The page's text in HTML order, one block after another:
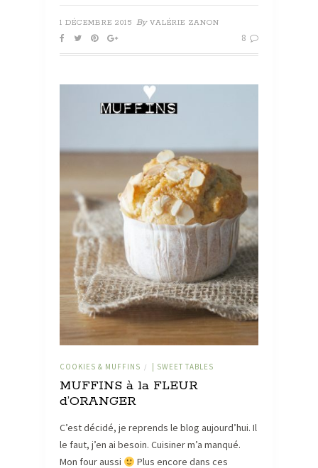
1 DÉCEMBRE 2015 By VALÉRIE ZANON
8
COOKIES & MUFFINS / | SWEET TABLES
MUFFINS à la FLEUR
d’ORANGER
C’est décidé, je reprends le blog aujourd’hui. Il
le faut, j’en ai besoin. Cuisiner m’a manqué.
Mon four aussi
Plus encore dans ces